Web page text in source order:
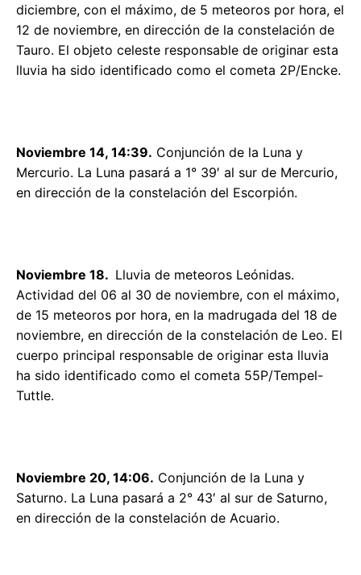
diciembre, con el máximo, de 5 meteoros por hora, el
12 de noviembre, en dirección de la constelación de
Tauro. El objeto celeste responsable de originar esta
lluvia ha sido identificado como el cometa 2P/Encke.
Noviembre 14, 14:39. Conjunción de la Luna y
Mercurio. La Luna pasará a 1° 39′ al sur de Mercurio,
en dirección de la constelación del Escorpión.
Noviembre 18. Lluvia de meteoros Leónidas.
Actividad del 06 al 30 de noviembre, con el máximo,
de 15 meteoros por hora, en la madrugada del 18 de
noviembre, en dirección de la constelación de Leo. El
cuerpo principal responsable de originar esta lluvia
ha sido identificado como el cometa 55P/Tempel-
Tuttle.
Noviembre 20, 14:06. Conjunción de la Luna y
Saturno. La Luna pasará a 2° 43′ al sur de Saturno,
en dirección de la constelación de Acuario.